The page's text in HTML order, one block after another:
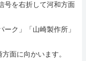
号を右折して河和方面
ク」「山崎製作所」
面に向かいます。